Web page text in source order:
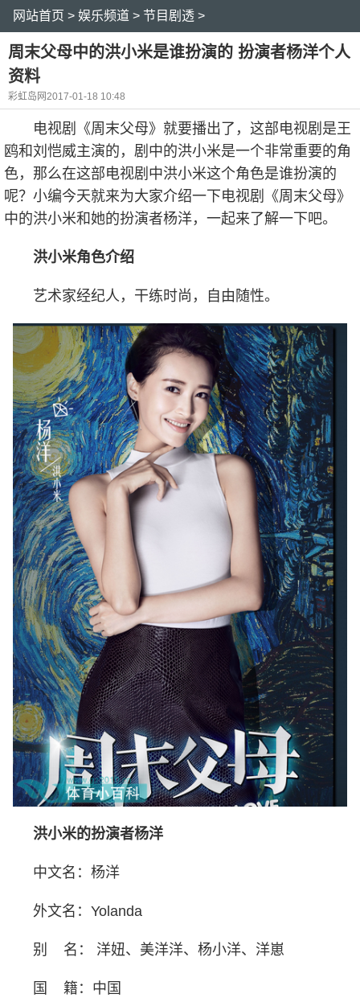
网站首页 > 娱乐频道 > 节目剧透 >
周末父母中的洪小米是谁扮演的 扮演者杨洋个人
资料
彩虹岛网2017-01-18 10:48
电视剧《周末父母》就要播出了，这部电视剧是王
鸥和刘恺威主演的，剧中的洪小米是一个非常重要的角
色，那么在这部电视剧中洪小米这个角色是谁扮演的
呢？小编今天就来为大家介绍一下电视剧《周末父母》
中的洪小米和她的扮演者杨洋，一起来了解一下吧。
洪小米角色介绍
艺术家经纪人，干练时尚，自由随性。
洪小米的扮演者杨洋
中文名：杨洋
外文名：Yolanda
别 名： 洋妞、美洋洋、杨小洋、洋崽
国 籍：中国